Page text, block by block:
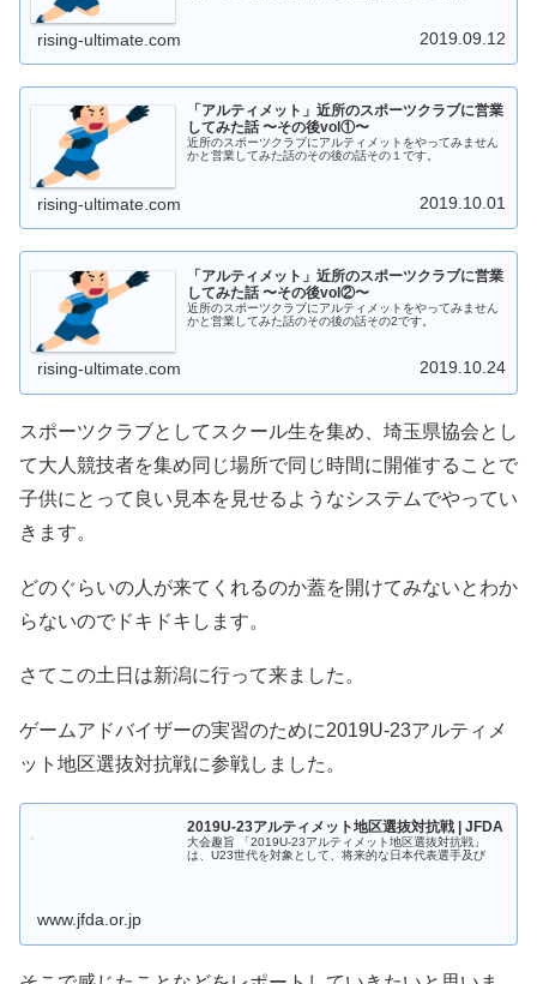
rising-ultimate.com 2019.09.12
「アルティメット」近所のスポーツクラブに営業
してみた話 〜その後vol①〜
近所のスポーツクラブにアルティメットをやってみません
かと営業してみた話のその後の話その１です。
rising-ultimate.com 2019.10.01
「アルティメット」近所のスポーツクラブに営業
してみた話 〜その後vol②〜
近所のスポーツクラブにアルティメットをやってみません
かと営業してみた話のその後の話その2です。
rising-ultimate.com 2019.10.24
スポーツクラブとしてスクール生を集め、埼玉県協会とし
て大人競技者を集め同じ場所で同じ時間に開催することで
子供にとって良い見本を見せるようなシステムでやってい
きます。
どのぐらいの人が来てくれるのか蓋を開けてみないとわか
らないのでドキドキします。
さてこの土日は新潟に行って来ました。
ゲームアドバイザーの実習のために2019U-23アルティメ
ット地区選抜対抗戦に参戦しました。
2019U-23アルティメット地区選抜対抗戦 | JFDA
大会趣旨 「2019U-23アルティメット地区選抜対抗戦」
は、U23世代を対象として、将来的な日本代表選手及び
www.jfda.or.jp